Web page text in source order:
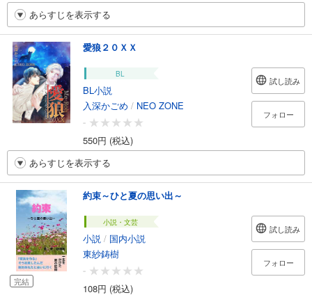
あらすじを表示する
愛狼２０ＸＸ
BL
BL小説
入深かごめ / NEO ZONE
-
550円 (税込)
試し読み
フォロー
あらすじを表示する
完結
約束～ひと夏の思い出～
小説・文芸
小説 / 国内小説
東紗鋳樹
-
108円 (税込)
試し読み
フォロー